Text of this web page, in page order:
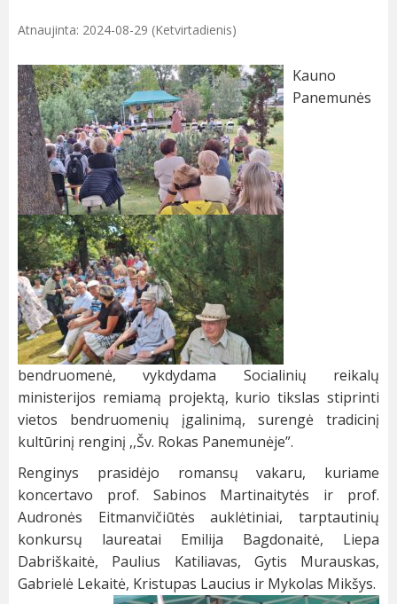
Atnaujinta: 2024-08-29 (Ketvirtadienis)
Kauno
Panemunės
bendruomenė, vykdydama Socialinių reikalų
ministerijos remiamą projektą, kurio tikslas stiprinti
vietos bendruomenių įgalinimą, surengė tradicinį
kultūrinį renginį ,,Šv. Rokas Panemunėje”.
Renginys prasidėjo romansų vakaru, kuriame
koncertavo prof. Sabinos Martinaitytės ir prof.
Audronės Eitmanvičiūtės auklėtiniai, tarptautinių
konkursų laureatai Emilija Bagdonaitė, Liepa
Dabriškaitė, Paulius Katiliavas, Gytis Murauskas,
Gabrielė Lekaitė, Kristupas Laucius ir Mykolas Mikšys.